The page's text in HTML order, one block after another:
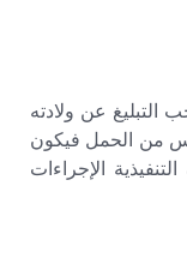
التبليغ عن ولادته
من الحمل فيكون
الإجراءات